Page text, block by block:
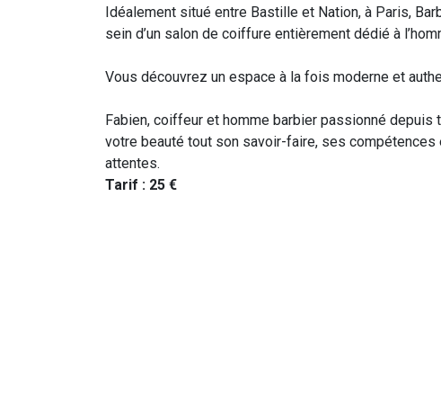
Idéalement situé entre Bastille et Nation, à Paris,
sein d’un salon de coiffure entièrement dédié à
Vous découvrez un espace à la fois moderne et
Fabien, coiffeur et homme barbier passionné
votre beauté tout son savoir-faire, ses
attentes.
Tarif : 25 €